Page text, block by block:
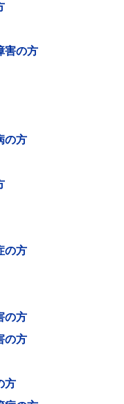
害の方
の方
の方
の方
の方
方